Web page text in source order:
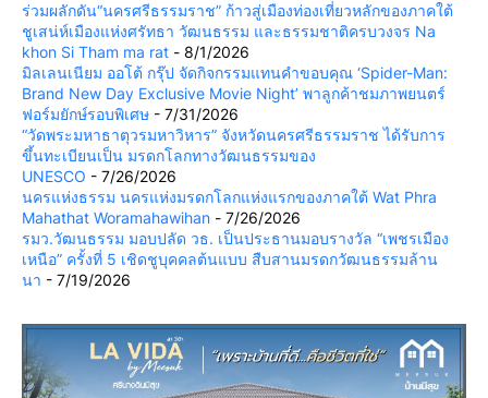
ร่วมผลักดัน“นครศรีธรรมราช” ก้าวสู่เมืองท่องเที่ยวหลักของภาคใต้
ชูเสน่ห์เมืองแห่งศรัทธา วัฒนธรรม และธรรมชาติครบวงจร Na
khon Si Tham ma rat - 8/1/2026
มิลเลนเนียม ออโต้ กรุ๊ป จัดกิจกรรมแทนคำขอบคุณ ‘Spider-Man:
Brand New Day Exclusive Movie Night’ พาลูกค้าชมภาพยนตร์
ฟอร์มยักษ์รอบพิเศษ - 7/31/2026
“วัดพระมหาธาตุวรมหาวิหาร” จังหวัดนครศรีธรรมราช ได้รับการ
ขึ้นทะเบียนเป็น มรดกโลกทางวัฒนธรรมของ
UNESCO - 7/26/2026
นครแห่งธรรม นครแห่งมรดกโลกแห่งแรกของภาคใต้ Wat Phra
Mahathat Woramahawihan - 7/26/2026
รมว.วัฒนธรรม มอบปลัด วธ. เป็นประธานมอบรางวัล “เพชรเมือง
เหนือ” ครั้งที่ 5 เชิดชูบุคคลต้นแบบ สืบสานมรดกวัฒนธรรมล้าน
นา - 7/19/2026